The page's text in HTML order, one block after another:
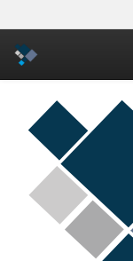
Skip
navigation